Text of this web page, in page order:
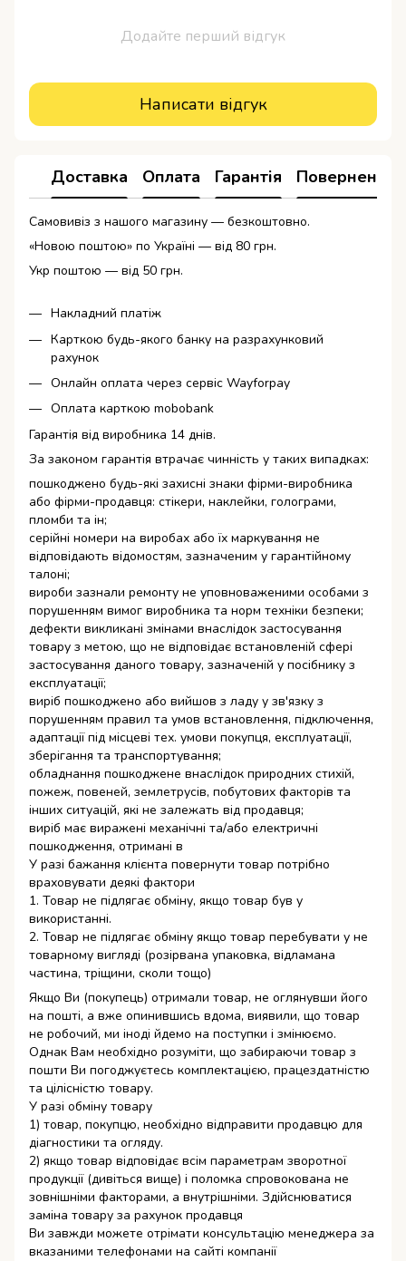
Додайте перший відгук
Написати відгук
Доставка Оплата Гарантія Повернення
Самовивіз з нашого магазину — безкоштовно.
«Новою поштою» по Україні — від 80 грн.
Укр поштою — від 50 грн.
Накладний платіж
Карткою будь-якого банку на разрахунковий
рахунок
Онлайн оплата через сервіс Wayforpay
Оплата карткою mobobank
Гарантія від виробника 14 днів.
За законом гарантія втрачає чинність у таких випадках:
пошкоджено будь-які захисні знаки фірми-виробника
або фірми-продавця: стікери, наклейки, голограми,
пломби та ін;
серійні номери на виробах або їх маркування не
відповідають відомостям, зазначеним у гарантійному
талоні;
вироби зазнали ремонту не уповноваженими особами з
порушенням вимог виробника та норм техніки безпеки;
дефекти викликані змінами внаслідок застосування
товару з метою, що не відповідає встановленій сфері
застосування даного товару, зазначеній у посібнику з
експлуатації;
виріб пошкоджено або вийшов з ладу у зв'язку з
порушенням правил та умов встановлення, підключення,
адаптації під місцеві тех. умови покупця, експлуатації,
зберігання та транспортування;
обладнання пошкоджене внаслідок природних стихій,
пожеж, повеней, землетрусів, побутових факторів та
інших ситуацій, які не залежать від продавця;
виріб має виражені механічні та/або електричні
пошкодження, отримані в
У разі бажання клієнта повернути товар потрібно
враховувати деякі фактори
1. Товар не підлягає обміну, якщо товар був у
використанні.
2. Товар не підлягає обміну якщо товар перебувати у не
товарному вигляді (розірвана упаковка, відламана
частина, тріщини, сколи тощо)
Якщо Ви (покупець) отримали товар, не оглянувши його
на пошті, а вже опинившись вдома, виявили, що товар
не робочий, ми іноді йдемо на поступки і змінюємо.
Однак Вам необхідно розуміти, що забираючи товар з
пошти Ви погоджуєтесь комплектацією, працездатністю
та цілісністю товару.
У разі обміну товару
1) товар, покупцю, необхідно відправити продавцю для
діагностики та огляду.
2) якщо товар відповідає всім параметрам зворотної
продукції (дивіться вище) і поломка спровокована не
зовнішніми факторами, а внутрішніми. Здійснюватися
заміна товару за рахунок продавця
Ви завжди можете отрімати консультацію менеджера за
вказаними телефонами на сайті компанії